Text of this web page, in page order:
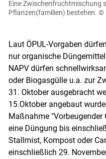
Eine Zwischenfruchtmischung
Pflanzen(familien) bestehen. ©
Laut ÖPUL-Vorgaben
nur organische
NAPV dürfen
oder Biogasgülle u.a. zur
31. Oktober ausgebracht
15.Oktober angebaut
Maßnahme "Vorbeugender
eine Düngung bis
Stallmist, Kompost oder
einschließlich 29.